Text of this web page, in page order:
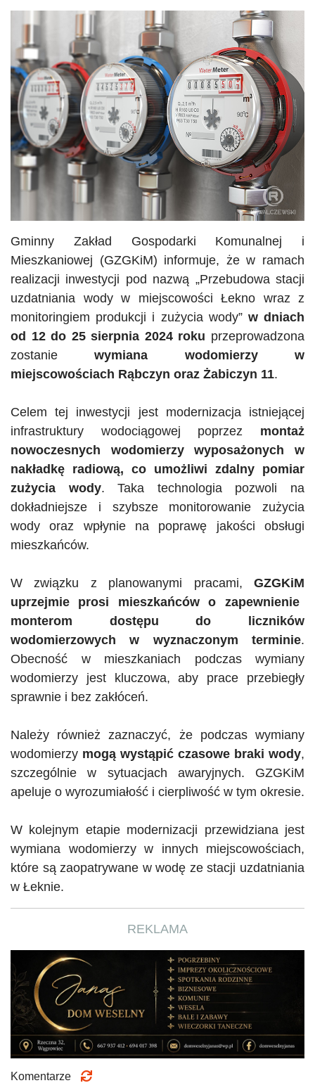
Gminny Zakład Gospodarki Komunalnej i
Mieszkaniowej (GZGKiM) informuje, że w ramach
realizacji inwestycji pod nazwą „Przebudowa stacji
uzdatniania wody w miejscowości Łekno wraz z
monitoringiem produkcji i zużycia wody” w dniach
od 12 do 25 sierpnia 2024 roku przeprowadzona
zostaniewymiana wodomierzy w
miejscowościach Rąbczyn oraz Żabiczyn 11.
Celem tej inwestycji jest modernizacja istniejącej
infrastruktury wodociągowej poprzez montaż
nowoczesnych wodomierzy wyposażonych w
nakładkę radiową, co umożliwi zdalny pomiar
zużycia wody. Taka technologia pozwoli na
dokładniejsze i szybsze monitorowanie zużycia
wody oraz wpłynie na poprawę jakości obsługi
mieszkańców.
W związku z planowanymi pracami, GZGKiM
uprzejmie prosi mieszkańców o zapewnienie
monterom dostępu do liczników
wodomierzowych w wyznaczonym terminie.
Obecność w mieszkaniach podczas wymiany
wodomierzy jest kluczowa, aby prace przebiegły
sprawnie i bez zakłóceń.
Należy również zaznaczyć, że podczas wymiany
wodomierzy mogą wystąpić czasowe braki wody,
szczególnie w sytuacjach awaryjnych. GZGKiM
apeluje o wyrozumiałość i cierpliwość w tym okresie.
W kolejnym etapie modernizacji przewidziana jest
wymiana wodomierzy w innych miejscowościach,
które są zaopatrywane w wodę ze stacji uzdatniania
w Łeknie.
REKLAMA
Komentarze